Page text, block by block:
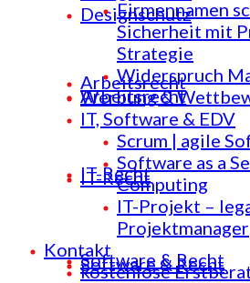
Arbeitsrecht
IT-Recht
Software & Recht
Designschutz
Arbeitsrecht
IT-Recht
Software & Recht
Firmennamen
Sicherheit mit
Strategie
Widerspruch
Werbung &
IT, Software & EDV
Scrum | agile
Software as a
Computing
IT-Projekt –
Projektmanager
Kontakt
kostenlose